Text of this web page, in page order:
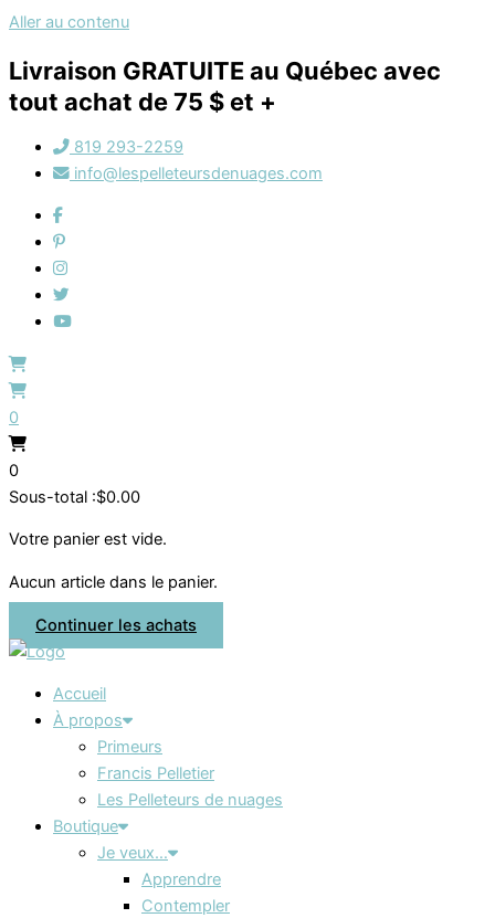
Aller au contenu
Livraison GRATUITE au Québec avec
tout achat de 75 $ et +
819 293-2259
info@lespelleteursdenuages.com
0
0
Sous-total :$0.00
Votre panier est vide.
Aucun article dans le panier.
Continuer les achats
Accueil
À propos
Primeurs
Francis Pelletier
Les Pelleteurs de nuages
Boutique
Je veux…
Apprendre
Contempler